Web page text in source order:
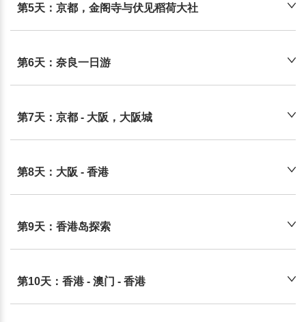
第5天：京都，金阁寺与伏见稻荷大社
第6天：奈良一日游
第7天：京都 - 大阪，大阪城
第8天：大阪 - 香港
第9天：香港岛探索
第10天：香港 - 澳门 - 香港